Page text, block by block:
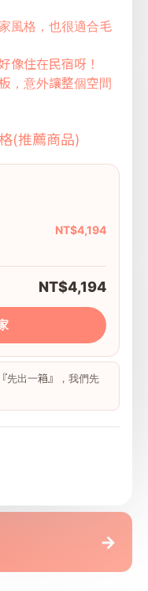
風格，也很適合毛
像住在民宿呀！
，意外讓整個空間
(推薦商品)
NT$4,194
NT$4,194
先出一箱』，我們先
→